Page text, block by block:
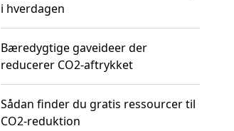
i hverdagen
Bæredygtige gaveideer der
reducerer CO2-aftrykket
Sådan finder du gratis ressourcer til
CO2-reduktion